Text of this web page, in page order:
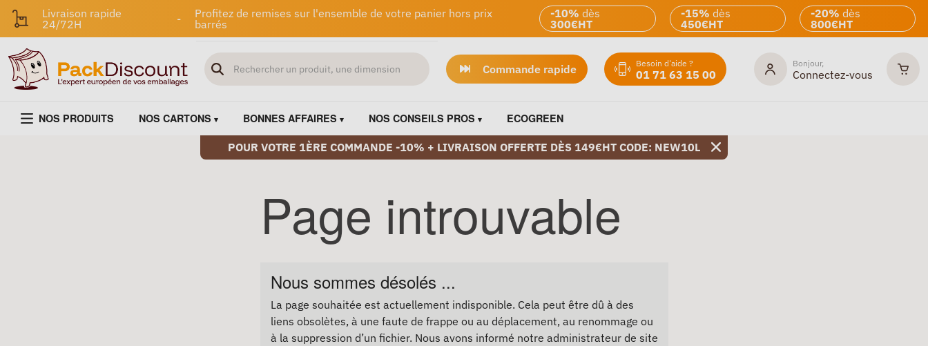
Livraison rapide
24/72H
-
Profitez de remises sur l'ensemble de votre panier hors prix
barrés
-10% dès
300€HT
-15% dès
450€HT
-20% dès
800€HT
Commande rapide Besoin d'aide ?
01 71 63 15 00
Bonjour,
Connectez-vous
NOS PRODUITS NOS CARTONS BONNES AFFAIRES NOS CONSEILS PROS ECOGREEN
POUR VOTRE 1ÈRE COMMANDE -10% + LIVRAISON OFFERTE DÈS 149€HT CODE: NEW10L
Page introuvable
Nous sommes désolés ...
La page souhaitée est actuellement indisponible. Cela peut être dû à des
liens obsolètes, à une faute de frappe ou au déplacement, au renommage ou
à la suppression d’un fichier. Nous avons informé notre administrateur de site